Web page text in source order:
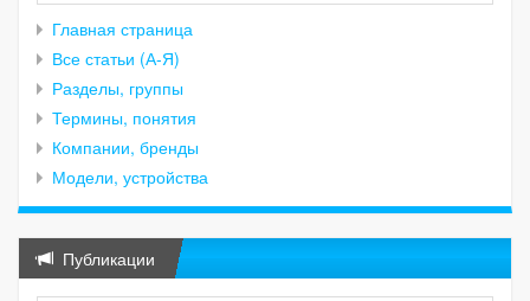
Главная страница
Все статьи (А-Я)
Разделы, группы
Термины, понятия
Компании, бренды
Модели, устройства
Публикации